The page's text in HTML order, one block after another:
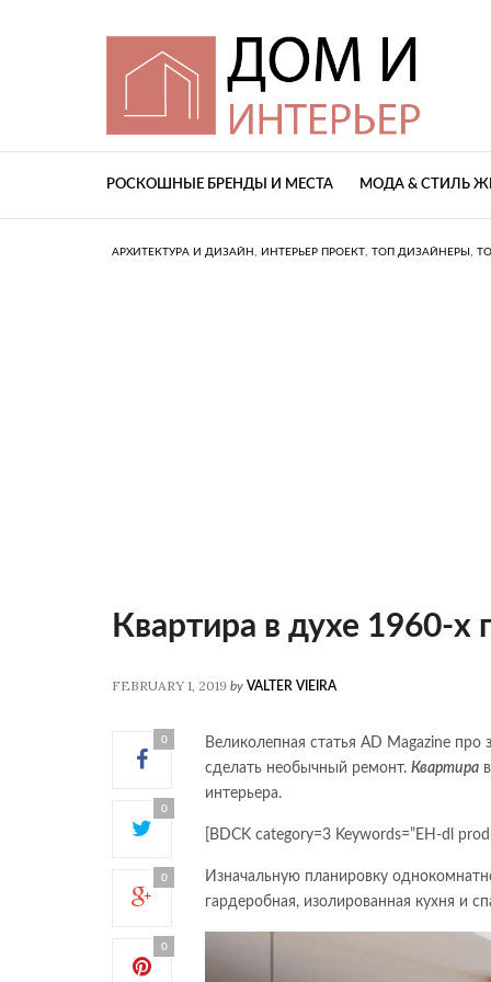
РОСКОШНЫЕ БРЕНДЫ И МЕСТА МОДА & СТИЛЬ
АРХИТЕКТУРА И ДИЗАЙН , ИНТЕРЬЕР ПРОЕКТ, ТОП ДИЗАЙНЕРЫ ,
Квартира в духе 1960-х
FEBRUARY 1, 2019 by VALTER VIEIRA
0
0
0
0
Великолепная статья AD Magazine
сделать необычный ремонт. Квартира
интерьера.
[BDCK category=3 Keywords=”EH-dl
Изначальную планировку
гардеробная, изолированная кухня и